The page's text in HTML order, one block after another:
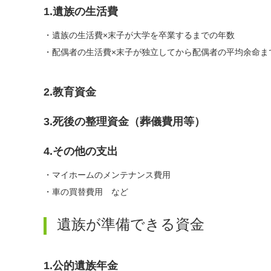
1.遺族の生活費
・遺族の生活費×末子が大学を卒業するまでの年数
・配偶者の生活費×末子が独立してから配偶者の平均余命
2.教育資金
3.死後の整理資金（葬儀費用等）
4.その他の支出
・マイホームのメンテナンス費用
・車の買替費用 など
遺族が準備できる資金
1.公的遺族年金